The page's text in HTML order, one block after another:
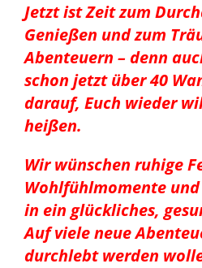
Jetzt ist Zeit zum
Genießen und zum
Abenteuern – denn
schon jetzt über 40
darauf, Euch wieder
heißen.
Wir wünschen ruhige
Wohlfühlmomente
in ein glückliches,
Auf viele neue
durchlebt werden